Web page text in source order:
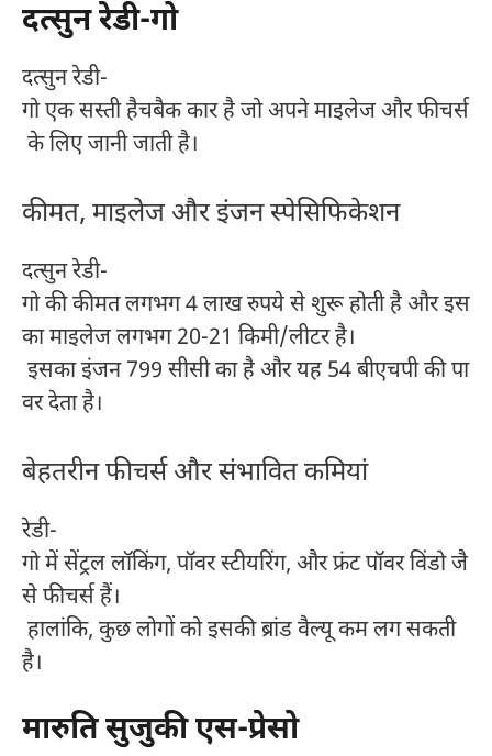
दत्सुन रेडी-गो
दत्सुन रेडी-
गो एक सस्ती हैचबैक कार है जो अपने माइलेज और फीचर्स
के लिए जानी जाती है।
कीमत, माइलेज और इंजन स्पेसिफिकेशन
दत्सुन रेडी-
गो की कीमत लगभग 4 लाख रुपये से शुरू होती है और इस
का माइलेज लगभग 20-21 किमी/लीटर है।
इसका इंजन 799 सीसी का है और यह 54 बीएचपी की पा
वर देता है।
बेहतरीन फीचर्स और संभावित कमियां
रेडी-
गो में सेंट्रल लॉकिंग, पॉवर स्टीयरिंग, और फ्रंट पॉवर विंडो जै
से फीचर्स हैं।
हालांकि, कुछ लोगों को इसकी ब्रांड वैल्यू कम लग सकती
है।
मारुति सुजुकी एस-प्रेसो